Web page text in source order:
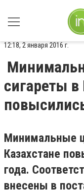
12:18, 2 января 2016 г.
сигареты в
Минимальные
Казахстане
года.
внесены в